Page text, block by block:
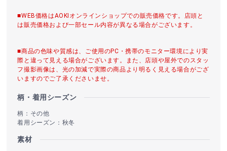
■WEB価格はAOKIオンラインショップでの販売価格です。店頭と
は販売価格および一部セール内容が異なる場合がございます。
■商品の色味や質感は、ご使用のPC・携帯のモニター環境により実
際と違って見える場合がございます。また、店頭や屋外でのスタッ
フ撮影画像は、光の加減で実際の商品より明るく見える場合がござ
いますのでご了承くださいませ。
柄・着用シーズン
柄：その他
着用シーズン：秋冬
素材